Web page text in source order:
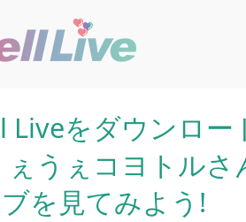
Liveをダウンロー
ぇうぇコヨトルさ
を見てみよう!